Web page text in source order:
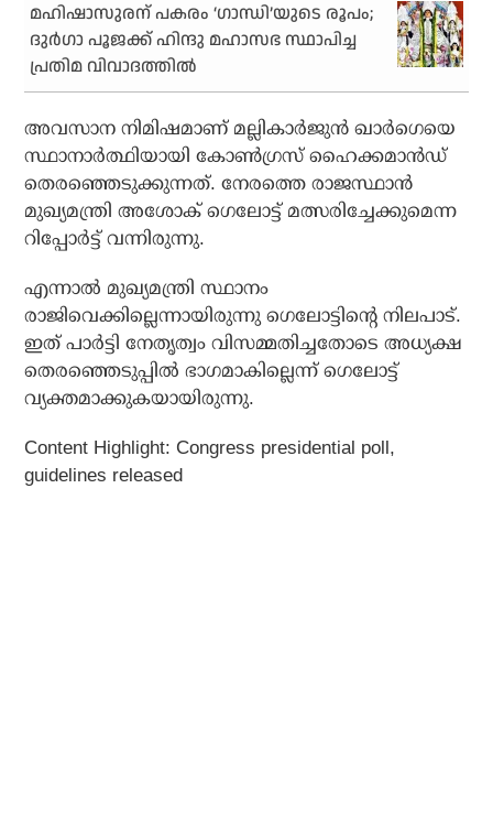
മഹിഷാസുരന് പകരം ‘ഗാന്ധി’യുടെ രൂപം;
ദുര്‍ഗാ പൂജക്ക് ഹിന്ദു മഹാസഭ സ്ഥാപിച്ച
പ്രതിമ വിവാദത്തില്‍
അവസാന നിമിഷമാണ് മല്ലികാര്‍ജുന്‍ ഖാര്‍ഗെയെ
സ്ഥാനാര്‍ത്ഥിയായി കോണ്‍ഗ്രസ് ഹൈക്കമാന്‍ഡ്
തെരഞ്ഞെടുക്കുന്നത്. നേരത്തെ രാജസ്ഥാന്‍
മുഖ്യമന്ത്രി അശോക് ഗെലോട്ട് മത്സരിച്ചേക്കുമെന്ന
റിപ്പോര്‍ട്ട് വന്നിരുന്നു.
എന്നാല്‍ മുഖ്യമന്ത്രി സ്ഥാനം
രാജിവെക്കില്ലെന്നായിരുന്നു ഗെലോട്ടിന്റെ നിലപാട്.
ഇത് പാര്‍ട്ടി നേതൃത്വം വിസമ്മതിച്ചതോടെ അധ്യക്ഷ
തെരഞ്ഞെടുപ്പില്‍ ഭാഗമാകില്ലെന്ന് ഗെലോട്ട്
വ്യക്തമാക്കുകയായിരുന്നു.
Content Highlight: Congress presidential poll,
guidelines released